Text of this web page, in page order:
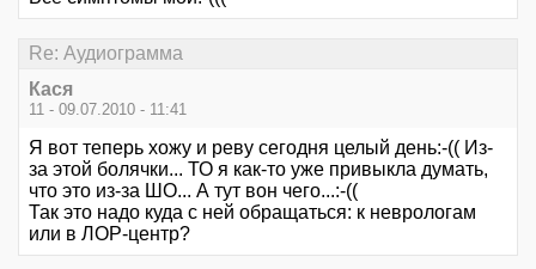
Re: Аудиограмма
Кася
11 - 09.07.2010 - 11:41
Я вот теперь хожу и реву сегодня целый день:-(( Из-
за этой болячки... ТО я как-то уже привыкла думать,
что это из-за ШО... А тут вон чего...:-((
Так это надо куда с ней обращаться: к неврологам
или в ЛОР-центр?